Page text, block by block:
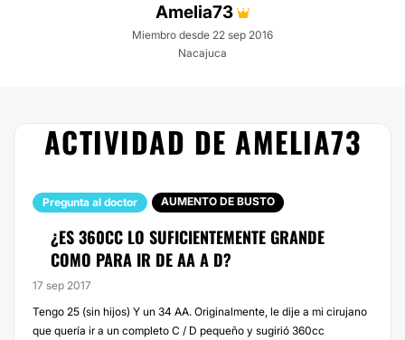
Amelia73
Miembro desde 22 sep 2016
Nacajuca
ACTIVIDAD DE AMELIA73
Pregunta al doctor AUMENTO DE BUSTO
¿ES 360CC LO SUFICIENTEMENTE GRANDE
COMO PARA IR DE AA A D?
17 sep 2017
Tengo 25 (sin hijos) Y un 34 AA. Originalmente, le dije a mi cirujano
que quería ir a un completo C / D pequeño y sugirió 360cc